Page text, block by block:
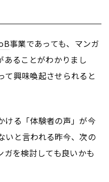
事業であっても、マンガ
あることがわかりまし
て興味喚起させられると
ける「体験者の声」が今
いと言われる昨今、次の
ガを検討しても良いかも